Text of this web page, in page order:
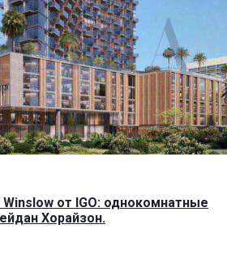
от IGO: однокомнатные
Хорайзон.